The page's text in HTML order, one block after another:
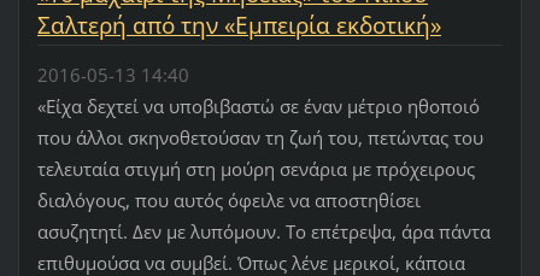
Σαλτερή από την «Εμπειρία εκδοτική»
2016-05-13 14:40
«Είχα δεχτεί να υποβιβαστώ σε έναν μέτριο ηθοποιό
που άλλοι σκηνοθετούσαν τη ζωή του, πετώντας του
τελευταία στιγμή στη μούρη σενάρια με πρόχειρους
διαλόγους, που αυτός όφειλε να αποστηθίσει
ασυζητητί. Δεν με λυπόμουν. Το επέτρεψα, άρα πάντα
επιθυμούσα να συμβεί. Όπως λένε μερικοί, κάποια